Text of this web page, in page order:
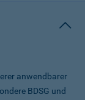
anwendbarer
BDSG und